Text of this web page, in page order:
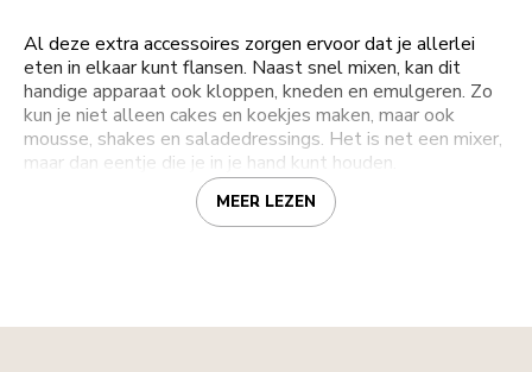
Al deze extra accessoires zorgen ervoor dat je allerlei
eten in elkaar kunt flansen. Naast snel mixen, kan dit
handige apparaat ook kloppen, kneden en emulgeren. Zo
kun je niet alleen cakes en koekjes maken, maar ook
mousse, shakes en saladedressings. Het is net een mixer,
maar dan eentje die je in je hand kunt houden.
MEER LEZEN